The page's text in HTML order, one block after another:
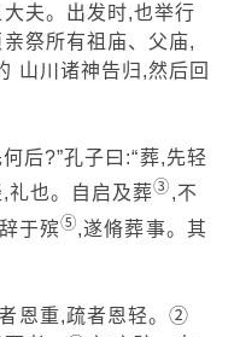
夫。出发时,也举行
祭所有祖庙、父庙,
山川诸神告归,然后回
后?”孔子曰:“葬,先轻
礼也。自启及葬③ ,不
于殡⑤,遂脩葬事。其
恩重,疏者恩轻。②